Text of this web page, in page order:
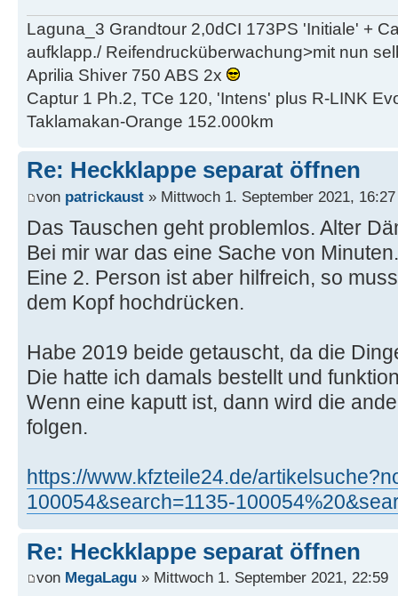
Laguna_3 Grandtour 2,0dCI 173PS 'Initiale' +
aufklapp./ Reifendrucküberwachung>mit nun
Aprilia Shiver 750 ABS 2x
Captur 1 Ph.2, TCe 120, 'Intens' plus R-LINK
Taklamakan-Orange 152.000km
Re: Heckklappe separat öffnen
von patrickaust » Mittwoch 1. September 2021, 16:27
Das Tauschen geht problemlos. Alter
Bei mir war das eine Sache von Minuten.
Eine 2. Person ist aber hilfreich, so
dem Kopf hochdrücken.
Habe 2019 beide getauscht, da die
Die hatte ich damals bestellt und
Wenn eine kaputt ist, dann wird die
folgen.
https://www.kfzteile24.de/
100054&search=1135-
Re: Heckklappe separat öffnen
von MegaLagu » Mittwoch 1. September 2021, 22:59